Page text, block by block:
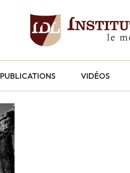
PUBLICATIONS VIDÉOS